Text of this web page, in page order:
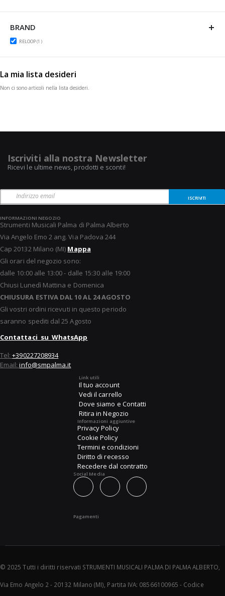
BRAND
RELOOP1item
La mia lista desideri
Non ci sono articoli nella lista desideri.
Iscriviti alla nostra Newsletter
Ricevi le ultime news, prodotti e sconti!
ISCRIVITI
INFORMAZIONI NEGOZIO
Strumenti Musicali Palma di Palma Alberto
Via Angelo Emo 2 ang. Via Padova 244
Cap 20132 Milano (MI) Mappa
Gli orari del negozio sono:
dalle 10:00 alle 13:00 - dalle 15:30 alle 19:00
Chiusi Lunedì Mattina e Domenica
CHIUSURA ESTIVA DAL 10 AL 24 AGOSTO
Gli vostri ordini ricevuti in questo periodo
saranno spediti dal 25 Agosto
Contattaci su WhatsApp
Tel:+390227208934
Email:info@smpalma.it
Link utili
Il tuo account
Vedi il carrello
Dove siamo e Contatti
Ritira in Negozio
Informazioni aggiuntive
Privacy Policy
Cookie Policy
Termini e condizioni
Diritto di recesso
Recedere dal contratto
Social Media
Pagamenti
© 2025 Tutti i diritti riservati STRUMENTI MUSICALI PALMA DI PALMA ALBERTO,
Via Emo Angelo 2 - 20132 Milano (MI), Partita IVA: 08566100965 - Codice